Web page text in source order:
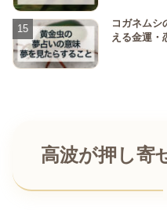
コガネムシ
える金運・
高波が押し寄